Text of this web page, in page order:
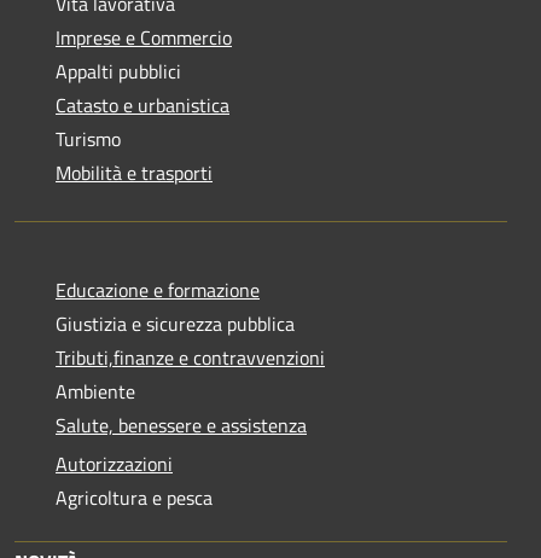
Imprese e Commercio
Appalti pubblici
Catasto e urbanistica
Turismo
Mobilità e trasporti
Educazione e formazione
Giustizia e sicurezza pubblica
Tributi,finanze e contravvenzioni
Ambiente
Salute, benessere e assistenza
Autorizzazioni
Agricoltura e pesca